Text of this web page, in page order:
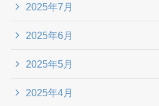
2025年7月
2025年6月
2025年5月
2025年4月